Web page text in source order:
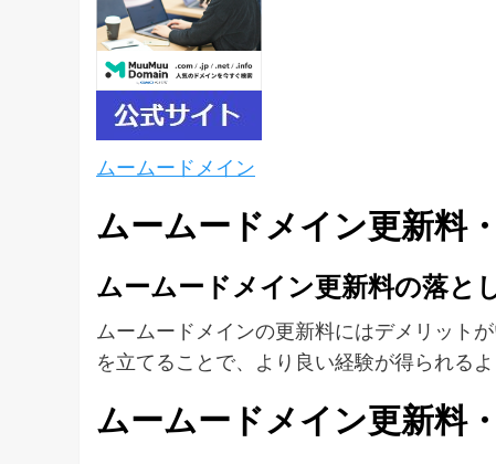
ムームードメイン
ムームードメイン更新料
ムームードメイン更新料の落と
ムームードメインの更新料にはデメリット
を立てることで、より良い経験が得られるよ
ムームードメイン更新料